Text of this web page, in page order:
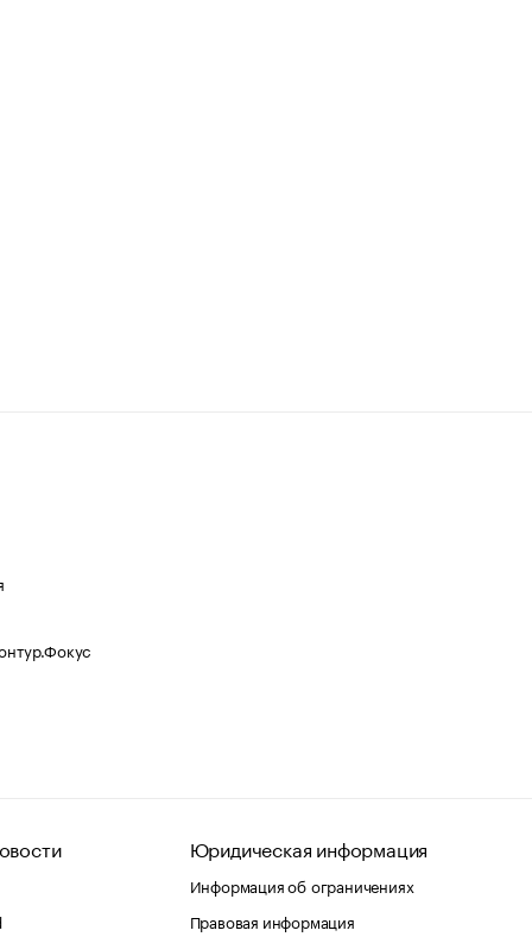
Юридическая информация
Информация об ограничениях
Правовая информация